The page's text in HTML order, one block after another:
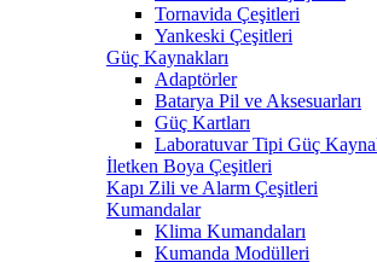
Tornavida Çeşitleri
Yankeski Çeşitleri
Güç Kaynakları
Adaptörler
Batarya Pil ve Aksesuarları
Güç Kartları
Laboratuvar Tipi Güç
İletken Boya Çeşitleri
Kapı Zili ve Alarm Çeşitleri
Kumandalar
Klima Kumandaları
Kumanda Modülleri